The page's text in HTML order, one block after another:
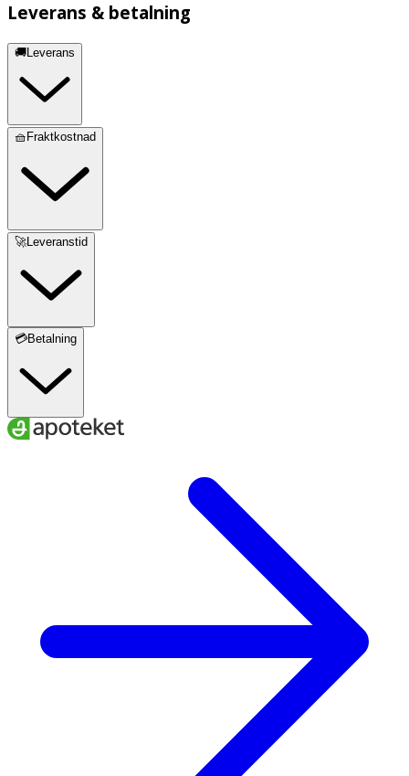
Leverans & betalning
🚚Leverans
🧺Fraktkostnad
🚀Leveranstid
💳Betalning